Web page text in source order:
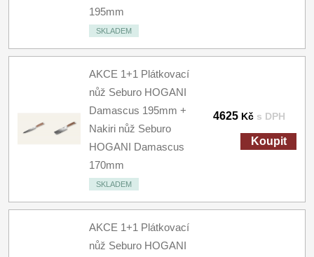
195mm
SKLADEM
AKCE 1+1 Plátkovací
nůž Seburo HOGANI
Damascus 195mm +
Nakiri nůž Seburo
HOGANI Damascus
170mm
SKLADEM
4625 Kč s DPH
Koupit
AKCE 1+1 Plátkovací
nůž Seburo HOGANI